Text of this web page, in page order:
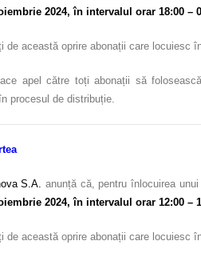
2024, în intervalul orar 18:00
de această oprire abonații care locuiesc
apel către toți abonații să
procesul de distribuție.
S.A. anunță că, pentru înlocuirea
2024, în intervalul orar 12:00 –
de această oprire abonații care locuiesc